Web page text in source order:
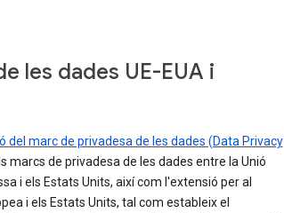
les dades UE-EUA i
del marc de privadesa de les dades (Data Privacy
marcs de privadesa de les dades entre la Unió
i els Estats Units, així com l'extensió per al
i els Estats Units, tal com estableix el